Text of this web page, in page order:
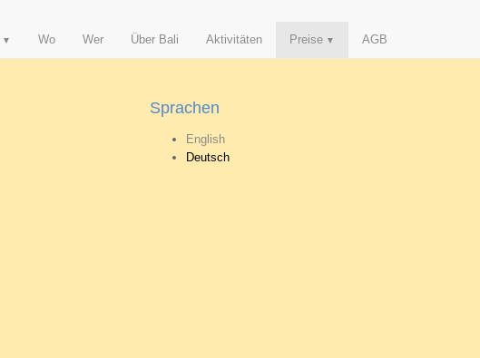
Wo Wer Über Bali Aktivitäten Preise AGB
Sprachen
English
Deutsch